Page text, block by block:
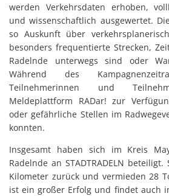
werden Verkehrsdaten erhoben,
und wissenschaftlich ausgewertet.
so Auskunft über
besonders frequentierte Strecken,
Radelnde unterwegs sind oder
Während des
Teilnehmerinnen und
Meldeplattform RADar! zur
oder gefährliche Stellen im
konnten.
Insgesamt haben sich im Kreis
Radelnde an STADTRADELN
Kilometer zurück und vermieden 28
ist ein großer Erfolg und findet auch